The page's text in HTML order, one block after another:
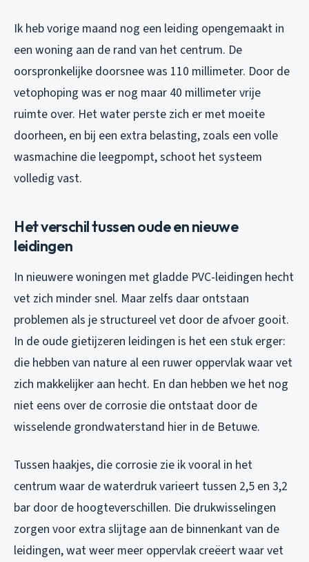
Ik heb vorige maand nog een leiding opengemaakt in
een woning aan de rand van het centrum. De
oorspronkelijke doorsnee was 110 millimeter. Door de
vetophoping was er nog maar 40 millimeter vrije
ruimte over. Het water perste zich er met moeite
doorheen, en bij een extra belasting, zoals een volle
wasmachine die leegpompt, schoot het systeem
volledig vast.
Het verschil tussen oude en nieuwe
leidingen
In nieuwere woningen met gladde PVC-leidingen hecht
vet zich minder snel. Maar zelfs daar ontstaan
problemen als je structureel vet door de afvoer gooit.
In de oude gietijzeren leidingen is het een stuk erger:
die hebben van nature al een ruwer oppervlak waar vet
zich makkelijker aan hecht. En dan hebben we het nog
niet eens over de corrosie die ontstaat door de
wisselende grondwaterstand hier in de Betuwe.
Tussen haakjes, die corrosie zie ik vooral in het
centrum waar de waterdruk varieert tussen 2,5 en 3,2
bar door de hoogteverschillen. Die drukwisselingen
zorgen voor extra slijtage aan de binnenkant van de
leidingen, wat weer meer oppervlak creëert waar vet